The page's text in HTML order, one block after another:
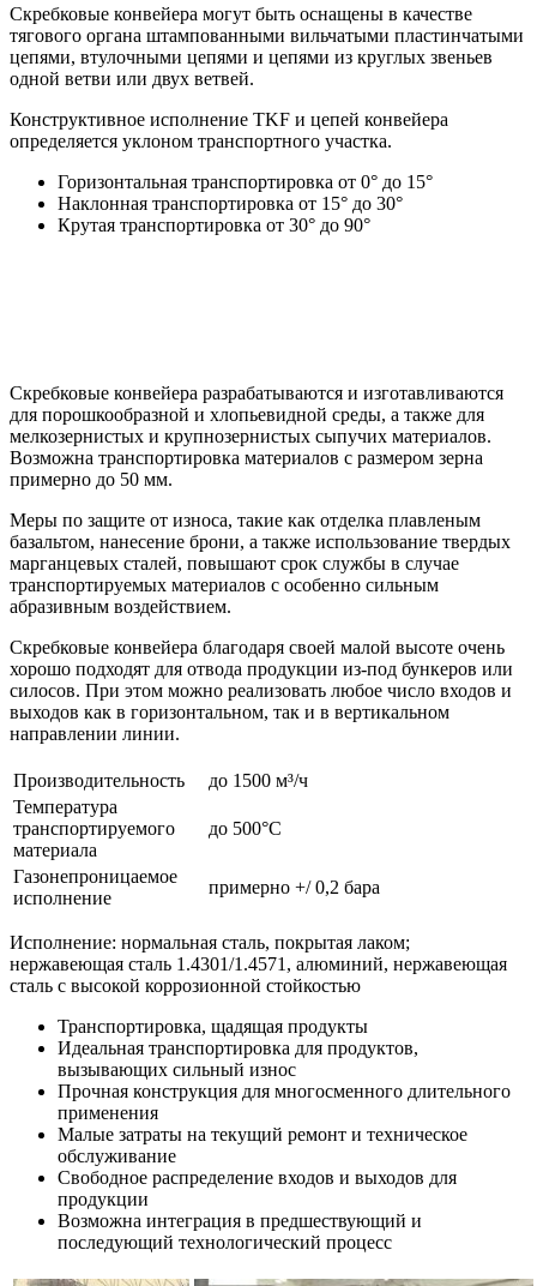
Скребковые конвейера могут быть оснащены в качестве
тягового органа штампованными вильчатыми пластинчатыми
цепями, втулочными цепями и цепями из круглых звеньев
одной ветви или двух ветвей.
Конструктивное исполнение TKF и цепей конвейера
определяется уклоном транспортного участка.
Горизонтальная транспортировка от 0° до 15°
Наклонная транспортировка от 15° до 30°
Крутая транспортировка от 30° до 90°
Скребковые конвейера разрабатываются и изготавливаются
для порошкообразной и хлопьевидной среды, а также для
мелкозернистых и крупнозернистых сыпучих материалов.
Возможна транспортировка материалов с размером зерна
примерно до 50 мм.
Меры по защите от износа, такие как отделка плавленым
базальтом, нанесение брони, а также использование твердых
марганцевых сталей, повышают срок службы в случае
транспортируемых материалов с особенно сильным
абразивным воздействием.
Скребковые конвейера благодаря своей малой высоте очень
хорошо подходят для отвода продукции из-под бункеров или
силосов. При этом можно реализовать любое число входов и
выходов как в горизонтальном, так и в вертикальном
направлении линии.
Производительность
до 1500 м³/ч
Температура
транспортируемого
материала
до 500°C
Газонепроницаемое
исполнение
примерно +/ 0,2 бара
Исполнение: нормальная сталь, покрытая лаком;
нержавеющая сталь 1.4301/1.4571, алюминий, нержавеющая
сталь с высокой коррозионной стойкостью
Транспортировка, щадящая продукты
Идеальная транспортировка для продуктов,
вызывающих сильный износ
Прочная конструкция для многосменного длительного
применения
Малые затраты на текущий ремонт и техническое
обслуживание
Свободное распределение входов и выходов для
продукции
Возможна интеграция в предшествующий и
последующий технологический процесс